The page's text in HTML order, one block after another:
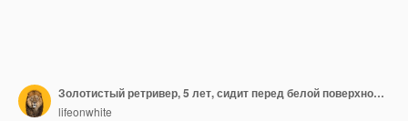
Золотистый ретривер, 5 лет, сидит перед белой поверхностью
lifeonwhite